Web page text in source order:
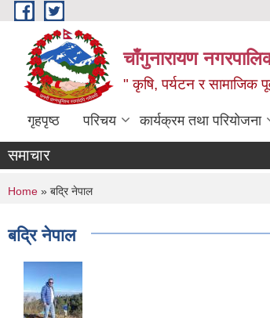
Skip to main content
चाँगुनारायण
" कृषि, पर्यटन र सामाजिक
गृहपृष्ठ परिचय कार्यक्रम तथा परियोजना
समाचार
You are here
Home » बद्रि नेपाल
बद्रि नेपाल